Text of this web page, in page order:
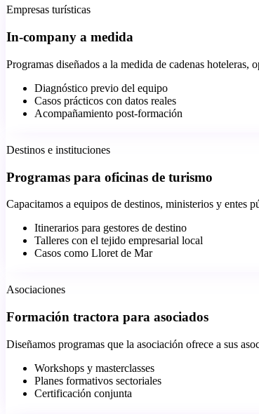
Empresas turísticas
In-company a medida
Programas diseñados a la medida de cadenas
Diagnóstico previo del equipo
Casos prácticos con datos reales
Acompañamiento post-formación
Destinos e instituciones
Programas para oficinas de turismo
Capacitamos a equipos de destinos, ministerios y entes
Itinerarios para gestores de destino
Talleres con el tejido empresarial local
Casos como Lloret de Mar
Asociaciones
Formación tractora para asociados
Diseñamos programas que la asociación ofrece a sus
Workshops y masterclasses
Planes formativos sectoriales
Certificación conjunta